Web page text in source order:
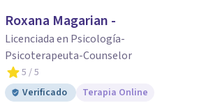
Roxana Magarian -
Licenciada en Psicología-
Psicoterapeuta-Counselor
5 / 5
Verificado
Terapia Online